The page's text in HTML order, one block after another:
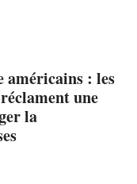
américains : les
une
la